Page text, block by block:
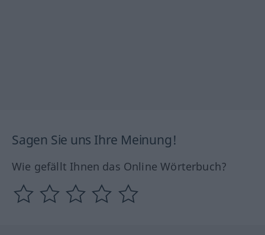
Sagen Sie uns Ihre Meinung!
Wie gefällt Ihnen das Online Wörterbuch?